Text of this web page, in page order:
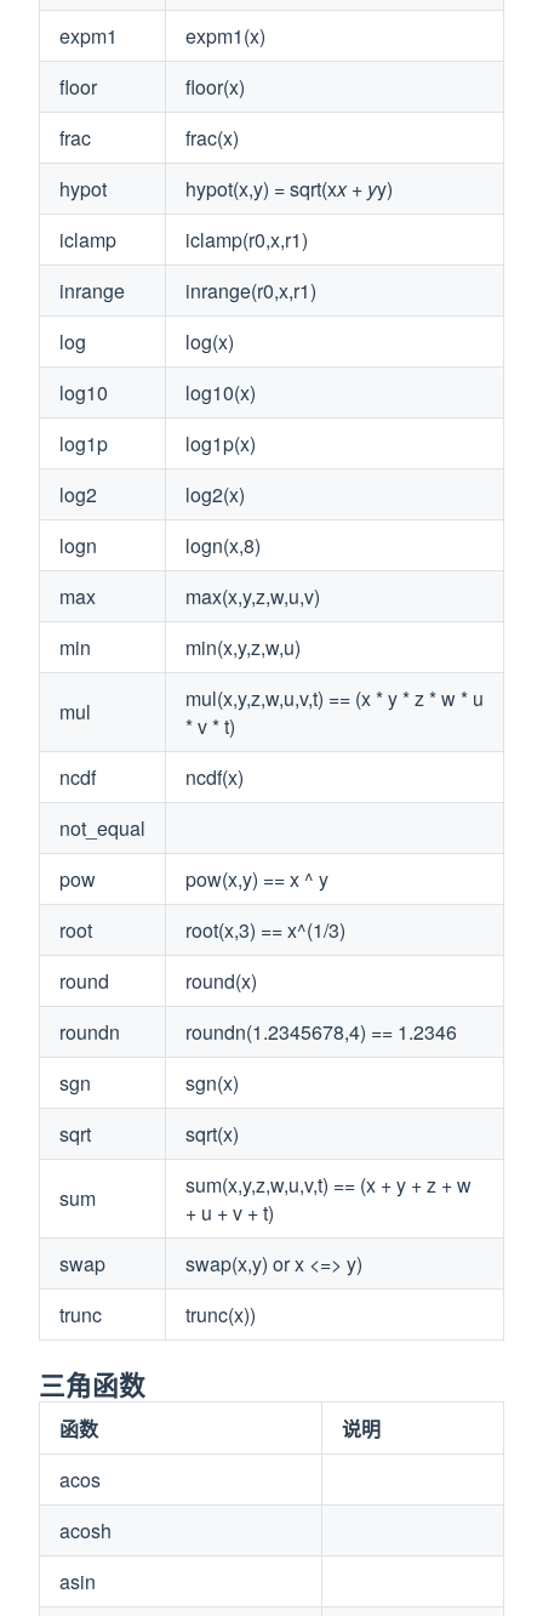
expm1
expm1(x)
floor
floor(x)
frac
frac(x)
hypot
hypot(x,y) = sqrt(xx + yy)
iclamp
iclamp(r0,x,r1)
inrange
inrange(r0,x,r1)
log
log(x)
log10
log10(x)
log1p
log1p(x)
log2
log2(x)
logn
logn(x,8)
max
max(x,y,z,w,u,v)
min
min(x,y,z,w,u)
mul
mul(x,y,z,w,u,v,t) == (x * y * z * w * u
* v * t)
ncdf
ncdf(x)
not_equal
pow
pow(x,y) == x ^ y
root
root(x,3) == x^(1/3)
round
round(x)
roundn
roundn(1.2345678,4) == 1.2346
sgn
sgn(x)
sqrt
sqrt(x)
sum
sum(x,y,z,w,u,v,t) == (x + y + z + w
+ u + v + t)
swap
swap(x,y) or x <=> y)
trunc
trunc(x))
三角函数
函数
说明
acos
acosh
asin